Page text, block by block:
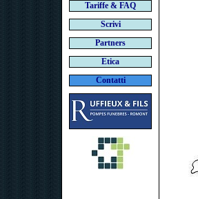
Tariffe & FAQ
Scrivi
Partners
Etica
Contatti